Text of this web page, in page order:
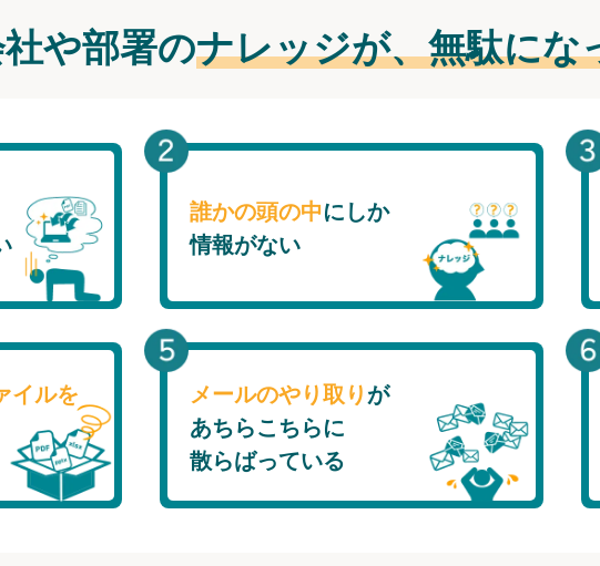
や部署のナレッジが、無駄にな
誰かの頭の中にしか
情報がない
イルを
メールのやり取り が
あちらこちらに
散らばっている